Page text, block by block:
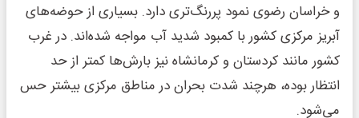
و خراسان رضوی نمود پررنگ‌تری دارد. بسیاری از حوضه‌های
آبریز مرکزی کشور با کمبود شدید آب مواجه شده‌اند. در غرب
کشور مانند کردستان و کرمانشاه نیز بارش‌ها کمتر از حد
انتظار بوده، هرچند شدت بحران در مناطق مرکزی بیشتر حس
می‌شود.